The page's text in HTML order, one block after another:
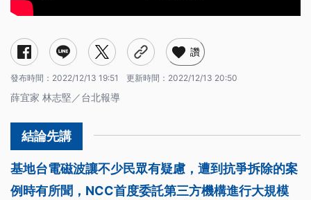
讚
發布時間： 2022/12/13 19:51 更新時間： 2022/12/13 20:50
薛宜家 林志堅／台北報導
基地台電磁波讓不少民眾有疑慮，遭到抗爭拆除的案
例時有所聞，NCC首度委託第三方機構進行大規模